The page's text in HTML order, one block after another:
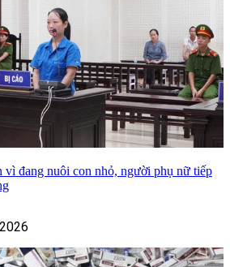
vì đang nuôi con nhỏ, người phụ nữ tiếp